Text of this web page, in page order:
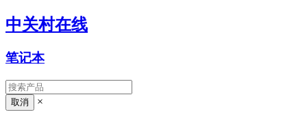
中关村在线
笔记本
×